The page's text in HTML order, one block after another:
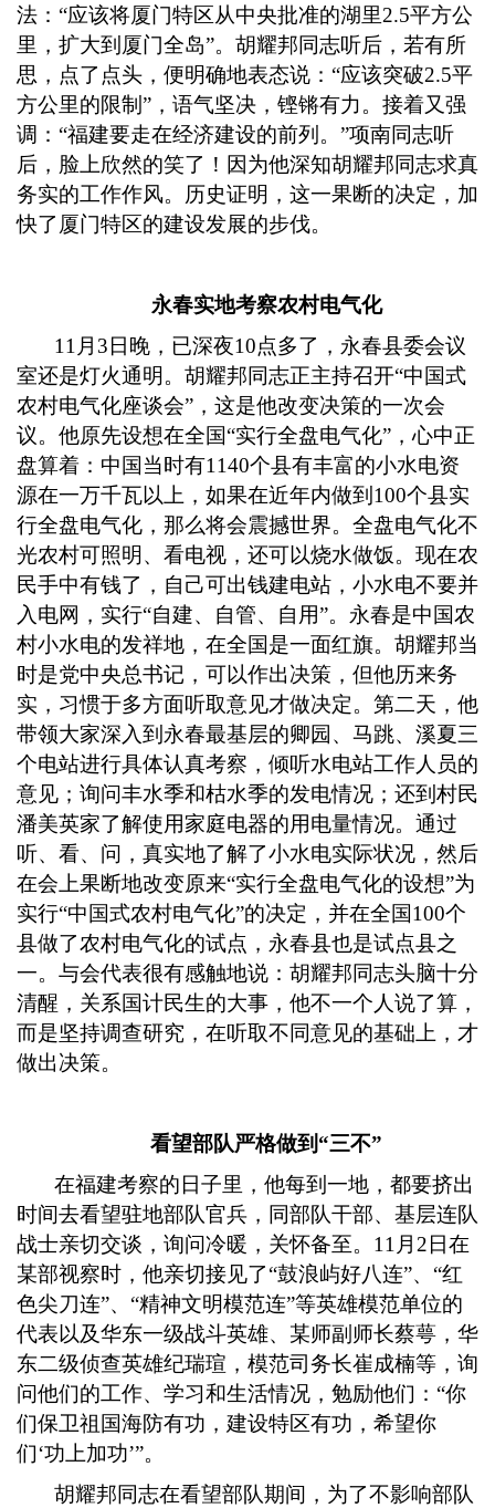
法：“应该将厦门特区从中央批准的湖里2.5平方公
里，扩大到厦门全岛”。胡耀邦同志听后，若有所
思，点了点头，便明确地表态说：“应该突破2.5平
方公里的限制”，语气坚决，铿锵有力。接着又强
调：“福建要走在经济建设的前列。”项南同志听
后，脸上欣然的笑了！因为他深知胡耀邦同志求真
务实的工作作风。历史证明，这一果断的决定，加
快了厦门特区的建设发展的步伐。
永春实地考察农村电气化
11 月 3 日晚，已深夜10点多了，永春县委会议
室还是灯火通明。胡耀邦同志正主持召开“中国式
农村电气化座谈会”，这是他改变决策的一次会
议。他原先设想在全国“实行全盘电气化”，心中正
盘算着：中国当时有1140个县有丰富的小水电资
源在一万千瓦以上，如果在近年内做到 100个县实
行全盘电气化，那么将会震撼世界。全盘电气化不
光农村可照明、看电视，还可以烧水做饭。现在农
民手中有钱了，自己可出钱建电站，小水电不要并
入电网，实行“自建、自管、自用”。永春是中国农
村小水电的发祥地，在全国是一面红旗。胡耀邦当
时是党中央总书记，可以作出决策，但他历来务
实，习惯于多方面听取意见才做决定。第二天，他
带领大家深入到永春最基层的卿园、马跳、溪夏三
个电站进行具体认真考察，倾听水电站工作人员的
意见；询问丰水季和枯水季的发电情况；还到村民
潘美英家了解使用家庭电器的用电量情况。通过
听、看、问，真实地了解了小水电实际状况，然后
在会上果断地改变原来“实行全盘电气化的设想”为
实行“中国式农村电气化”的决定，并在全国100个
县做了农村电气化的试点，永春县也是试点县之
一。与会代表很有感触地说：胡耀邦同志头脑十分
清醒，关系国计民生的大事，他不一个人说了算，
而是坚持调查研究，在听取不同意见的基础上，才
做出决策。
看望部队严格做到 “三不”
在福建考察的日子里，他每到一地，都要挤出
时间去看望驻地部队官兵，同部队干部、基层连队
战士亲切交谈，询问冷暖，关怀备至。 11 月 2 日在
某部视察时，他亲切接见了“鼓浪屿好八连”、“红
色尖刀连”、“精神文明模范连”等英雄模范单位的
代表以及华东一级战斗英雄、某师副师长蔡萼，华
东二级侦查英雄纪瑞瑄，模范司务长崔成楠等，询
问他们的工作、学习和生活情况，勉励他们：“你
们保卫祖国海防有功，建设特区有功，希望你
们‘功上加功’”。
胡耀邦同志在看望部队期间，为了不影响部队